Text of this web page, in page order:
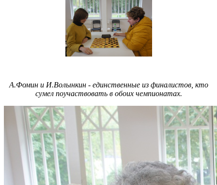
А.Фомин и И.Волынкин - единственные из финалистов, кто
сумел поучаствовать в обоих чемпионатах.